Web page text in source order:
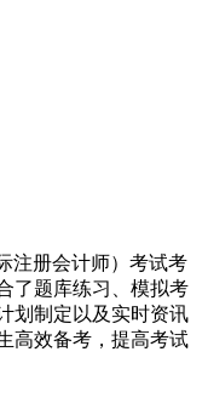
注册会计师）考试考
了题库练习、模拟考
划制定以及实时资讯
高效备考，提高考试